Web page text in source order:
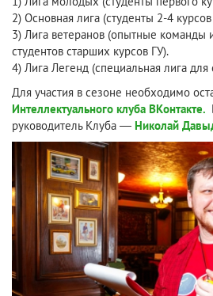
2) Основная лига (студенты 2-4
3) Лига ветеранов (опытные команды
студентов старших курсов ГУ).
4) Лига Легенд (специальная лига
Для участия в сезоне необходимо
Интеллектуального клуба ВКонтакте.
руководитель Клуба — Николай